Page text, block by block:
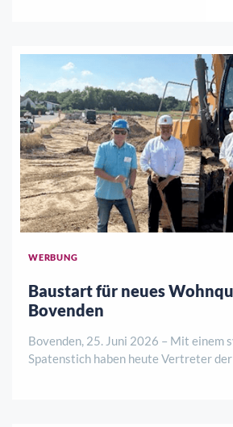
WERBUNG
Baustart für neues
Bovenden
Bovenden, 25. Juni 2026 – Mit einem
Spatenstich haben heute Vertreter der